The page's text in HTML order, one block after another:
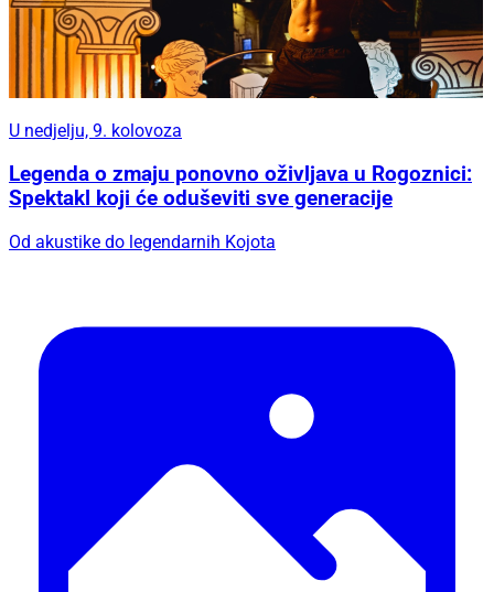
U nedjelju, 9. kolovoza
Legenda o zmaju ponovno oživljava u Rogoznici:
Spektakl koji će oduševiti sve generacije
Od akustike do legendarnih Kojota